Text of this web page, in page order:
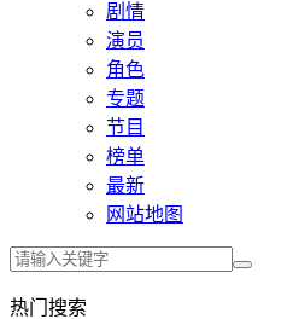
剧情
演员
角色
专题
节目
榜单
最新
网站地图
热门搜索